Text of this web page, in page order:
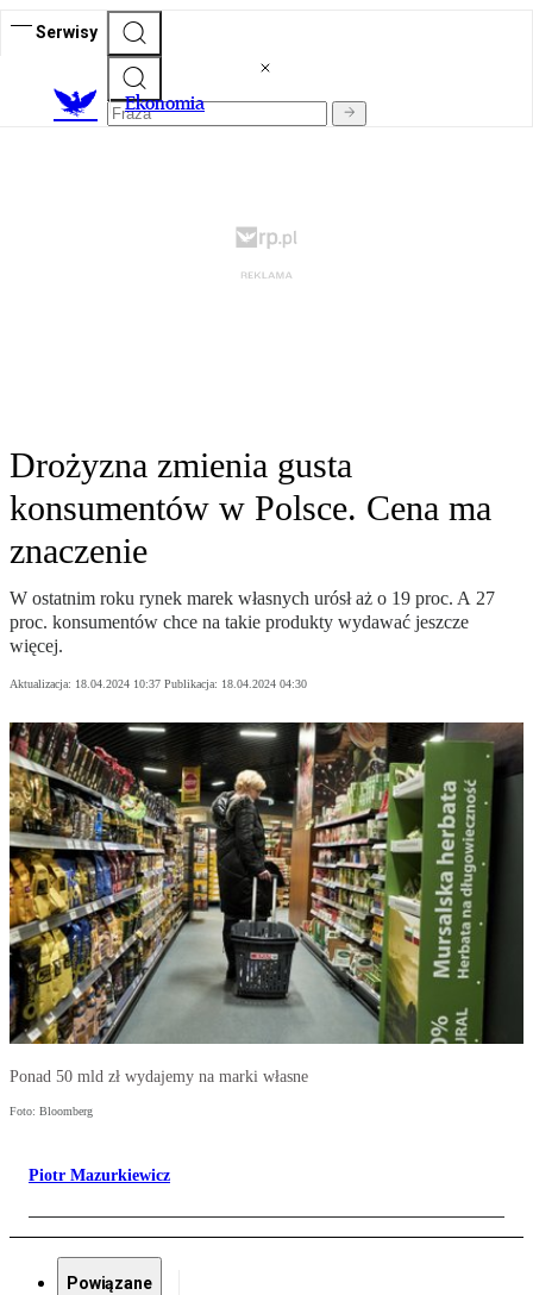
Serwisy
Ekonomia
Drożyzna zmienia gusta
konsumentów w Polsce. Cena ma
znaczenie
W ostatnim roku rynek marek własnych urósł aż o 19 proc. A 27
proc. konsumentów chce na takie produkty wydawać jeszcze
więcej.
Aktualizacja: 18.04.2024 10:37 Publikacja: 18.04.2024 04:30
Ponad 50 mld zł wydajemy na marki własne
Foto: Bloomberg
Piotr Mazurkiewicz
Powiązane